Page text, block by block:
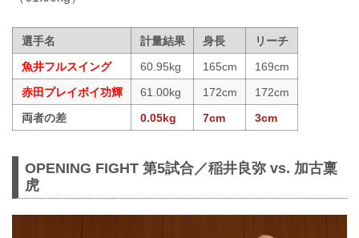
選手名 計量結果 身長
リーチ
魚井フルスイング
60.95kg 165cm
169cm
赤田プレイボイ功輝
61.00kg 172cm
172cm
両者の差
0.05kg 7cm 3cm
OPENING FIGHT 第5試合／稲井良弥 vs. 加古稟
虎